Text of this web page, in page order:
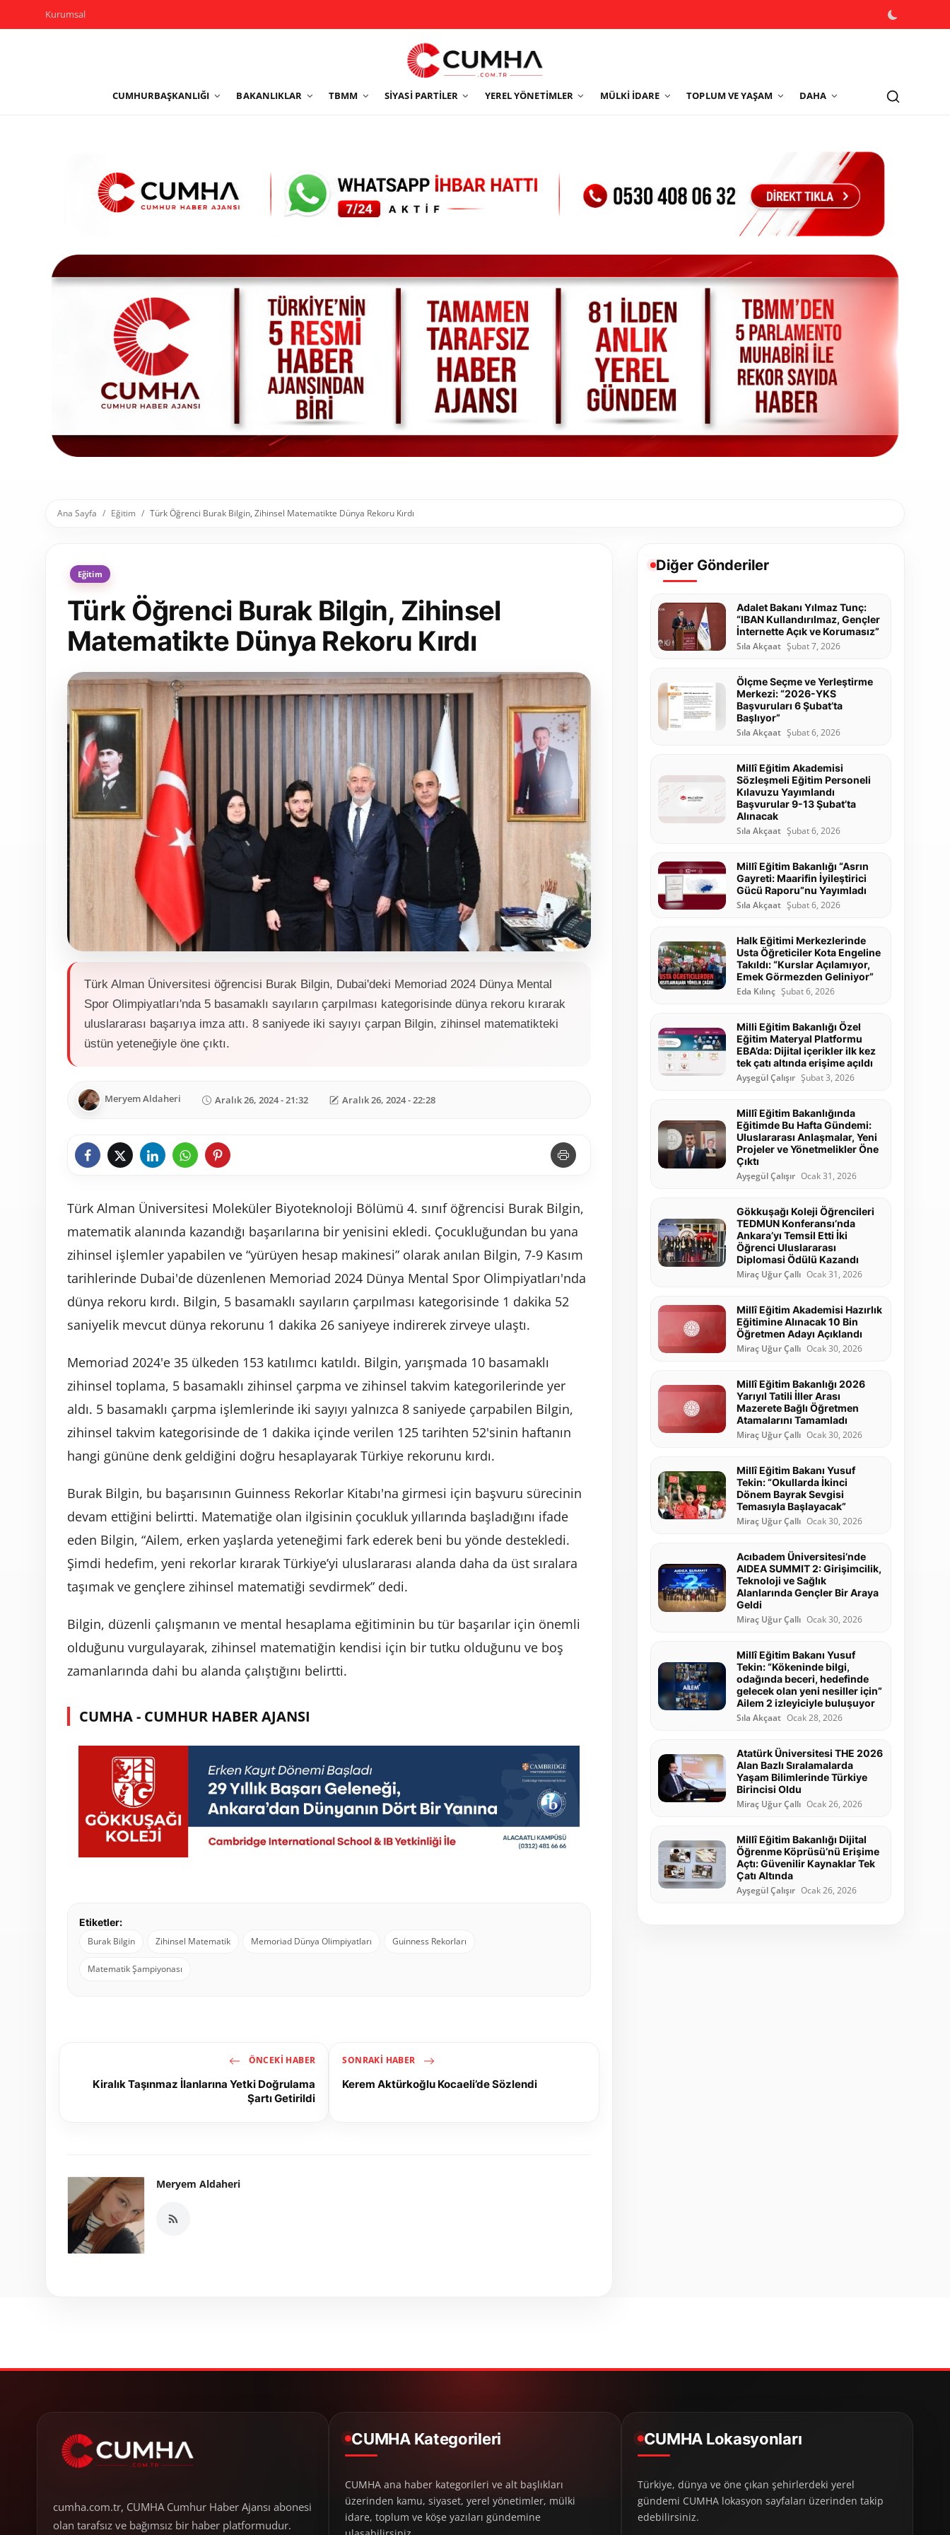
Kurumsal
CUMHURBAŞKANLIĞI BAKANLIKLAR TBMM SIYASI PARTILER YEREL YÖNETIMLER MÜLKI İDARE TOPLUM VE YAŞAM DAHA
Yerel Yönetimler
Sivil Toplum Kuruluşları
Kamu Kurumları ve Üst Kurullar
Resmi Reklamlar
Ana Sayfa Eğitim Türk Öğrenci Burak Bilgin, Zihinsel Matematikte Dünya Rekoru Kırdı
Eğitim
Türk Öğrenci Burak Bilgin, Zihinsel
Matematikte Dünya Rekoru Kırdı
Türk Alman Üniversitesi öğrencisi Burak Bilgin, Dubai'deki Memoriad 2024 Dünya Mental
Spor Olimpiyatları'nda 5 basamaklı sayıların çarpılması kategorisinde dünya rekoru kırarak
uluslararası başarıya imza attı. 8 saniyede iki sayıyı çarpan Bilgin, zihinsel matematikteki
üstün yeteneğiyle öne çıktı.
Meryem Aldaheri Aralık 26, 2024 - 21:32 Aralık 26, 2024 - 22:28
Türk Alman Üniversitesi Moleküler Biyoteknoloji Bölümü 4. sınıf öğrencisi Burak Bilgin,
matematik alanında kazandığı başarılarına bir yenisini ekledi. Çocukluğundan bu yana
zihinsel işlemler yapabilen ve “yürüyen hesap makinesi” olarak anılan Bilgin, 7-9 Kasım
tarihlerinde Dubai'de düzenlenen Memoriad 2024 Dünya Mental Spor Olimpiyatları'nda
dünya rekoru kırdı. Bilgin, 5 basamaklı sayıların çarpılması kategorisinde 1 dakika 52
saniyelik mevcut dünya rekorunu 1 dakika 26 saniyeye indirerek zirveye ulaştı.
Memoriad 2024'e 35 ülkeden 153 katılımcı katıldı. Bilgin, yarışmada 10 basamaklı
zihinsel toplama, 5 basamaklı zihinsel çarpma ve zihinsel takvim kategorilerinde yer
aldı. 5 basamaklı çarpma işlemlerinde iki sayıyı yalnızca 8 saniyede çarpabilen Bilgin,
zihinsel takvim kategorisinde de 1 dakika içinde verilen 125 tarihten 52'sinin haftanın
hangi gününe denk geldiğini doğru hesaplayarak Türkiye rekorunu kırdı.
Burak Bilgin, bu başarısının Guinness Rekorlar Kitabı'na girmesi için başvuru sürecinin
devam ettiğini belirtti. Matematiğe olan ilgisinin çocukluk yıllarında başladığını ifade
eden Bilgin, “Ailem, erken yaşlarda yeteneğimi fark ederek beni bu yönde destekledi.
Şimdi hedefim, yeni rekorlar kırarak Türkiye’yi uluslararası alanda daha da üst sıralara
taşımak ve gençlere zihinsel matematiği sevdirmek” dedi.
Bilgin, düzenli çalışmanın ve mental hesaplama eğitiminin bu tür başarılar için önemli
olduğunu vurgulayarak, zihinsel matematiğin kendisi için bir tutku olduğunu ve boş
zamanlarında dahi bu alanda çalıştığını belirtti.
CUMHA - CUMHUR HABER AJANSI
Etiketler:
Burak Bilgin
Zihinsel Matematik Memoriad Dünya Olimpiyatları Guinness Rekorları
Matematik Şampiyonası
ÖNCEKI HABER
Kiralık Taşınmaz İlanlarına Yetki Doğrulama
Şartı Getirildi
SONRAKI HABER
Kerem Aktürkoğlu Kocaeli’de Sözlendi
Meryem Aldaheri
Diğer Gönderiler
Adalet Bakanı Yılmaz Tunç:
“IBAN Kullandırılmaz, Gençler
İnternette Açık ve Korumasız”
Sıla Akçaat Şubat 7, 2026
Ölçme Seçme ve Yerleştirme
Merkezi: “2026-YKS
Başvuruları 6 Şubat’ta
Başlıyor”
Sıla Akçaat Şubat 6, 2026
Millî Eğitim Akademisi
Sözleşmeli Eğitim Personeli
Kılavuzu Yayımlandı
Başvurular 9-13 Şubat’ta
Alınacak
Sıla Akçaat Şubat 6, 2026
Millî Eğitim Bakanlığı “Asrın
Gayreti: Maarifin İyileştirici
Gücü Raporu”nu Yayımladı
Sıla Akçaat Şubat 6, 2026
Halk Eğitimi Merkezlerinde
Usta Öğreticiler Kota Engeline
Takıldı: “Kurslar Açılamıyor,
Emek Görmezden Geliniyor”
Eda Kılınç Şubat 6, 2026
Milli Eğitim Bakanlığı Özel
Eğitim Materyal Platformu
EBA’da: Dijital içerikler ilk kez
tek çatı altında erişime açıldı
Ayşegül Çalışır Şubat 3, 2026
Millî Eğitim Bakanlığında
Eğitimde Bu Hafta Gündemi:
Uluslararası Anlaşmalar, Yeni
Projeler ve Yönetmelikler Öne
Çıktı
Ayşegül Çalışır Ocak 31, 2026
Gökkuşağı Koleji Öğrencileri
TEDMUN Konferansı’nda
Ankara’yı Temsil Etti İki
Öğrenci Uluslararası
Diplomasi Ödülü Kazandı
Miraç Uğur Çallı Ocak 31, 2026
Millî Eğitim Akademisi Hazırlık
Eğitimine Alınacak 10 Bin
Öğretmen Adayı Açıklandı
Miraç Uğur Çallı Ocak 30, 2026
Millî Eğitim Bakanlığı 2026
Yarıyıl Tatili İller Arası
Mazerete Bağlı Öğretmen
Atamalarını Tamamladı
Miraç Uğur Çallı Ocak 30, 2026
Millî Eğitim Bakanı Yusuf
Tekin: “Okullarda İkinci
Dönem Bayrak Sevgisi
Temasıyla Başlayacak”
Miraç Uğur Çallı Ocak 30, 2026
Acıbadem Üniversitesi’nde
AIDEA SUMMIT 2: Girişimcilik,
Teknoloji ve Sağlık
Alanlarında Gençler Bir Araya
Geldi
Miraç Uğur Çallı Ocak 30, 2026
Millî Eğitim Bakanı Yusuf
Tekin: “Kökeninde bilgi,
odağında beceri, hedefinde
gelecek olan yeni nesiller için”
Ailem 2 izleyiciyle buluşuyor
Sıla Akçaat Ocak 28, 2026
Atatürk Üniversitesi THE 2026
Alan Bazlı Sıralamalarda
Yaşam Bilimlerinde Türkiye
Birincisi Oldu
Miraç Uğur Çallı Ocak 26, 2026
Millî Eğitim Bakanlığı Dijital
Öğrenme Köprüsü’nü Erişime
Açtı: Güvenilir Kaynaklar Tek
Çatı Altında
Ayşegül Çalışır Ocak 26, 2026
cumha.com.tr, CUMHA Cumhur Haber Ajansı abonesi
olan tarafsız ve bağımsız bir haber platformudur.
CUMHA Kategorileri
CUMHA ana haber kategorileri ve alt başlıkları
üzerinden kamu, siyaset, yerel yönetimler, mülki
idare, toplum ve köşe yazıları gündemine
CUMHA Lokasyonları
Türkiye, dünya ve öne çıkan şehirlerdeki yerel
gündemi CUMHA lokasyon sayfaları üzerinden takip
edebilirsiniz.